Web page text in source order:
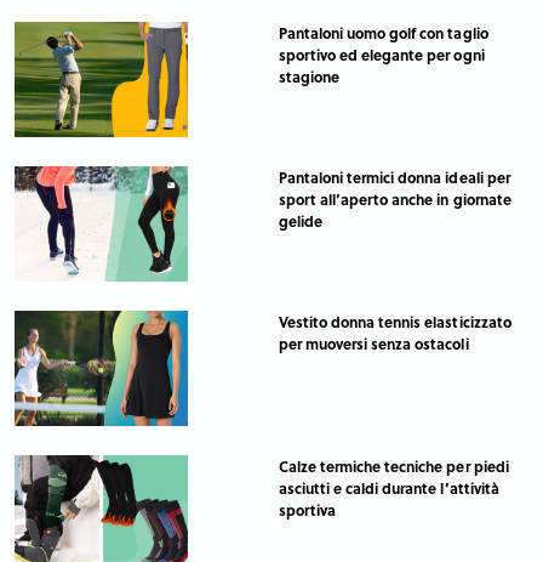
Pantaloni uomo golf con taglio
sportivo ed elegante per ogni
stagione
Pantaloni termici donna ideali per
sport all’aperto anche in giornate
gelide
Vestito donna tennis elasticizzato
per muoversi senza ostacoli
Calze termiche tecniche per piedi
asciutti e caldi durante l’attività
sportiva